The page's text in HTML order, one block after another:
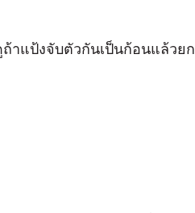
าแป้งจับตัวกันเป็นก้อนแล้วยก